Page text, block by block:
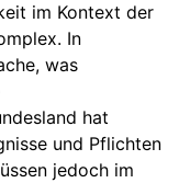
im Kontext der
In
was
hat
und Pflichten
jedoch im